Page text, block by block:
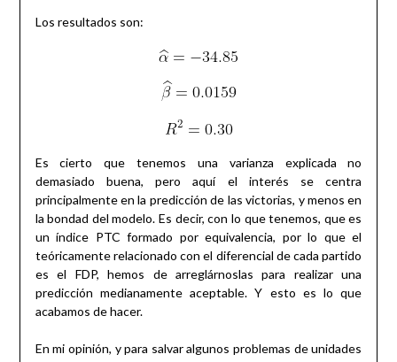
Los resultados son:
Es cierto que tenemos una varianza explicada no
demasiado buena, pero aquí el interés se centra
principalmente en la predicción de las victorias, y menos en
la bondad del modelo. Es decir, con lo que tenemos, que es
un índice PTC formado por equivalencia, por lo que el
teóricamente relacionado con el diferencial de cada partido
es el FDP, hemos de arreglárnoslas para realizar una
predicción medianamente aceptable. Y esto es lo que
acabamos de hacer.
En mi opinión, y para salvar algunos problemas de unidades